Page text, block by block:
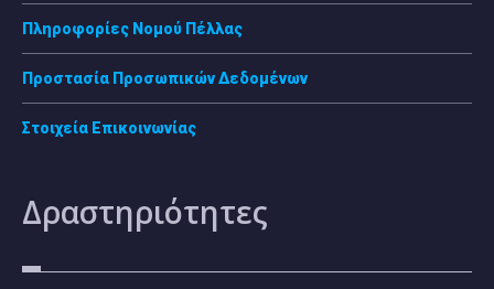
Πληροφορίες Νομού Πέλλας
Προστασία Προσωπικών Δεδομένων
Στοιχεία Επικοινωνίας
Δραστηριότητες